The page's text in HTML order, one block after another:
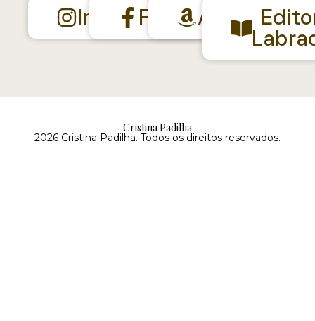
InstagramFacebookAmazon
Cristina Padilha
2026 Cristina Padilha. Todos os direitos reservados.